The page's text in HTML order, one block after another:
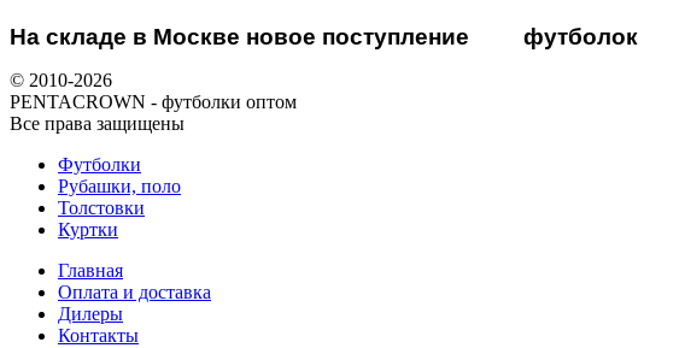
На складе в Москве новое поступление футболок
© 2010-2026
PENTACROWN - футболки оптом
Все права защищены
Футболки
Рубашки, поло
Толстовки
Куртки
Главная
Оплата и доставка
Дилеры
Контакты